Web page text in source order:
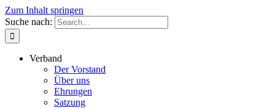
Zum Inhalt springen
Suche nach:
Verband
Der Vorstand
Über uns
Ehrungen
Satzung